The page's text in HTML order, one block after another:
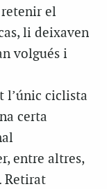
el
li deixaven
volgués i
l’únic ciclista
certa
entre altres,
Retirat